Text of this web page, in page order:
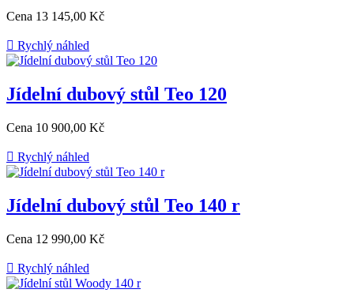
Cena 13 145,00 Kč
 Rychlý náhled
Jídelní dubový stůl Teo 120
Cena 10 900,00 Kč
 Rychlý náhled
Jídelní dubový stůl Teo 140 r
Cena 12 990,00 Kč
 Rychlý náhled